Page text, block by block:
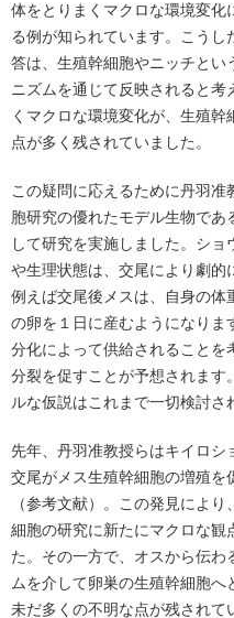
体をとりまくマクロな環境変
る例が知られています。こう
答は、生殖幹細胞やニッチとい
ニズムを通じて反映されると考
くマクロな環境変化が、生殖
点が多く残されていました。
この疑問に応えるために丹羽
胞研究の優れたモデル生物であ
して研究を実施しました。シ
や生理状態は、交尾により劇的
例えば交尾後メスは、自身の体
の卵を１日に産むようになり
分化によって供給されること
分裂を促すことが予想されま
ルな仮説はこれまで一切検討さ
先年、丹羽准教授らはキイロ
交尾がメス生殖幹細胞の増殖を
（参考文献）。この発見によ
細胞の研究に新たにマクロな観
た。その一方で、オスから伝
ムを介して卵巣の生殖幹細胞
未だ多くの不明な点が残されて